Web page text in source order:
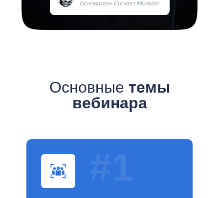
Основные темы
вебинара